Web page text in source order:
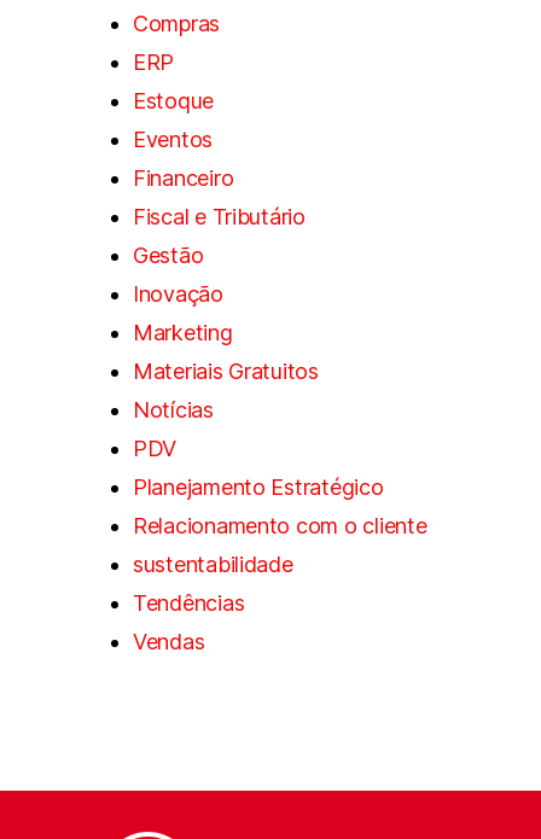
Compras
ERP
Estoque
Eventos
Financeiro
Fiscal e Tributário
Gestão
Inovação
Marketing
Materiais Gratuitos
Notícias
PDV
Planejamento Estratégico
Relacionamento com o cliente
sustentabilidade
Tendências
Vendas